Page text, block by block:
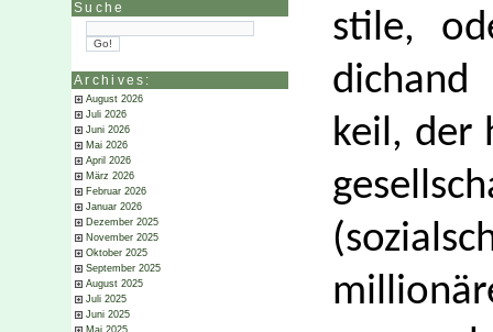
Suche
Archives:
August 2026
Juli 2026
Juni 2026
Mai 2026
April 2026
März 2026
Februar 2026
Januar 2026
Dezember 2025
November 2025
Oktober 2025
September 2025
August 2025
Juli 2025
Juni 2025
Mai 2025
stile,
keil, der